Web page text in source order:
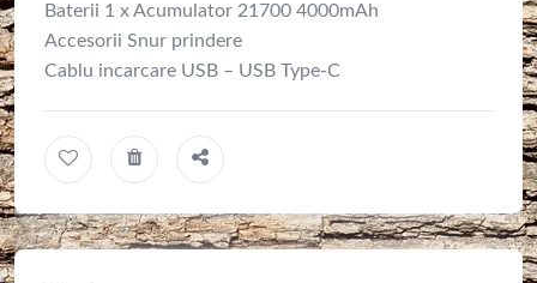
Baterii 1 x Acumulator 21700 4000mAh
Accesorii Snur prindere
Cablu incarcare USB – USB Type-C